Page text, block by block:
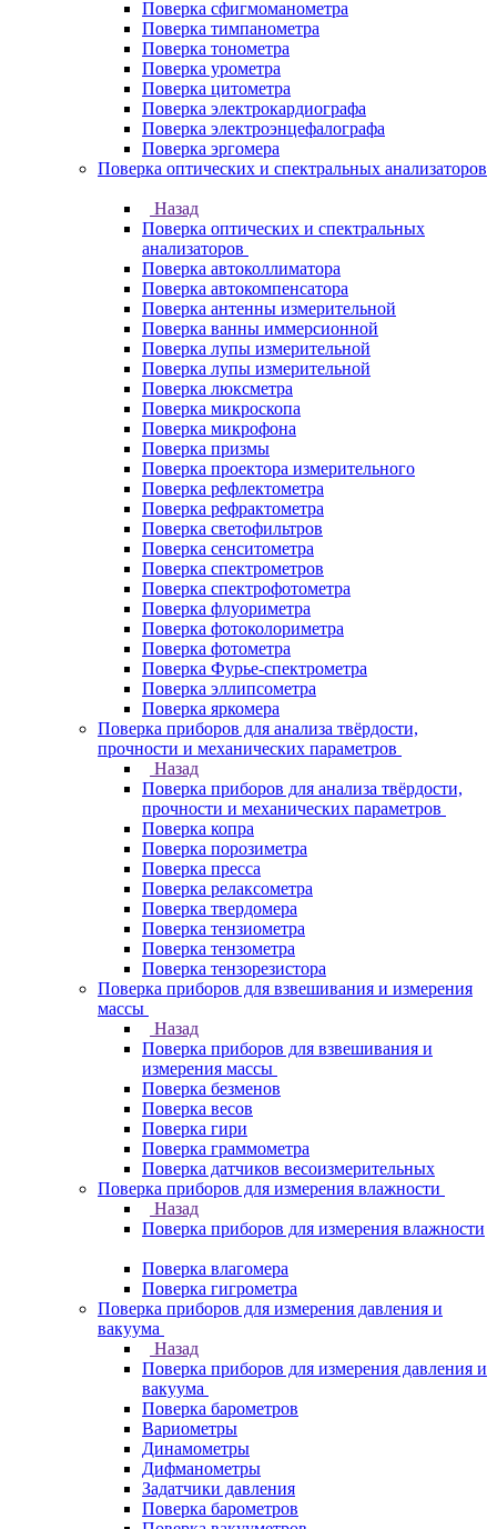
Поверка сфигмоманометра
Поверка тимпанометра
Поверка тонометра
Поверка урометра
Поверка цитометра
Поверка электрокардиографа
Поверка электроэнцефалографа
Поверка эргомера
Поверка оптических и спектральных анализаторов
Назад
Поверка оптических и спектральных
анализаторов
Поверка автоколлиматора
Поверка автокомпенсатора
Поверка антенны измерительной
Поверка ванны иммерсионной
Поверка лупы измерительной
Поверка лупы измерительной
Поверка люксметра
Поверка микроскопа
Поверка микрофона
Поверка призмы
Поверка проектора измерительного
Поверка рефлектометра
Поверка рефрактометра
Поверка светофильтров
Поверка сенситометра
Поверка спектрометров
Поверка спектрофотометра
Поверка флуориметра
Поверка фотоколориметра
Поверка фотометра
Поверка Фурье-спектрометра
Поверка эллипсометра
Поверка яркомера
Поверка приборов для анализа твёрдости,
прочности и механических параметров
Назад
Поверка приборов для анализа твёрдости,
прочности и механических параметров
Поверка копра
Поверка порозиметра
Поверка пресса
Поверка релаксометра
Поверка твердомера
Поверка тензиометра
Поверка тензометра
Поверка тензорезистора
Поверка приборов для взвешивания и измерения
массы
Назад
Поверка приборов для взвешивания и
измерения массы
Поверка безменов
Поверка весов
Поверка гири
Поверка граммометра
Поверка датчиков весоизмерительных
Поверка приборов для измерения влажности
Назад
Поверка приборов для измерения влажности
Поверка влагомера
Поверка гигрометра
Поверка приборов для измерения давления и
вакуума
Назад
Поверка приборов для измерения давления и
вакуума
Поверка барометров
Вариометры
Динамометры
Дифманометры
Задатчики давления
Поверка барометров